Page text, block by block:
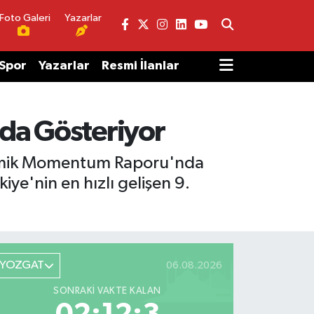
Foto Galeri Yazarlar
Yazarlar Resmi İlanlar
Gösteriyor
Momentum Raporu'nda
en hızlı gelişen 9.
YOZGAT 06.08.2026
SONRAKI VAKTE KALAN